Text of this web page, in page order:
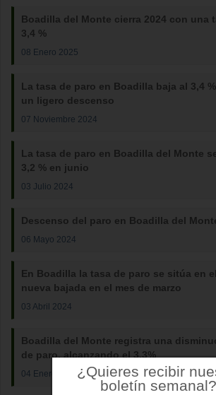
Boadilla del Monte cierra 2024 con una
3,4 %
08 Enero 2025
La tasa de paro en Boadilla baja al 3,4
un ligero descenso
07 Noviembre 2024
La tasa de paro en Boadilla del Monte
3,2 % en junio
03 Julio 2024
Descenso del paro en Boadilla del
06 Mayo 2024
En Boadilla la tasa de paro se sitúa en
nueva bajada en el mes de marzo
03 Abril 2024
Boadilla del Monte registra una
de paro, alcanzando el 3,3%
04 Enero 2024¿Quieres recibir
boletín semanal?